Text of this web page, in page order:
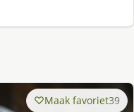
Maak favoriet39